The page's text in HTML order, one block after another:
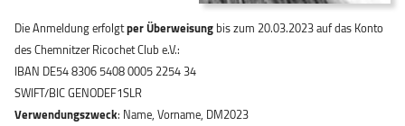
Die Anmeldung erfolgtper Überweisungbis zum 20.03.2023 auf das Konto
des Chemnitzer Ricochet Club e.V.:
IBAN DE54 8306 5408 0005 2254 34
SWIFT/BIC GENODEF1SLR
Verwendungszweck: Name, Vorname, DM2023